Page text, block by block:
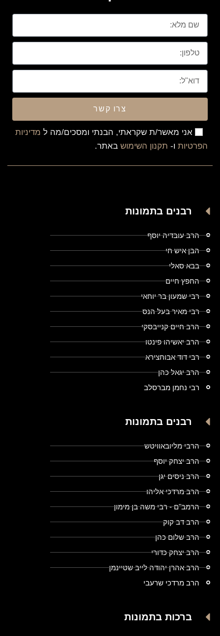
אני מאשר/ת שקראתי, הבנתי ומסכים/מה ל מדיניות
הפרטיות ו- תקנון השימוש באתר.
צרו קשר
רבנים בתמונות
הרב עובדיה יוסף
הבן איש חי
בבא סאלי
החפץ חיים
רבי שמעון בר יוחאי
רבי מאיר בעל הנס
הרב חיים קנייבסקי
הרב יאשיהו פינטו
רבי דוד אבוחצירא
הרב יגאל כהן
רבי נחמן מברסלב
רבנים בתמונות
הרבי מליובאוויטש
הרב יצחק יוסף
הרב ניסים יגן
הרב מרדכי אליהו
הרמב"ם - רבי משה בן מימון
הרב דב קוק
הרב שלום כהן
הרב יצחק כדורי
הרב אהרן יהודה לייב שטיינמן
הרב מרדכי שרעבי
ברכות בתמונות